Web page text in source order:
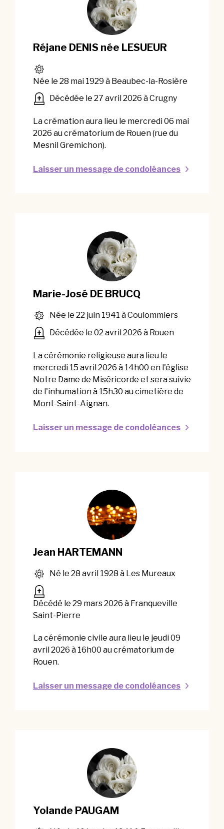
Réjane DENIS née LESUEUR
Née le 28 mai 1929 à Beaubec-la-Rosière
Décédée le 27 avril 2026 à Crugny
La crémation aura lieu le mercredi 06 mai
2026 au crématorium de Rouen (rue du
Mesnil Gremichon).
Laisser un message de condoléances
Marie-José DE BRUCQ
Née le 22 juin 1941 à Coulommiers
Décédée le 02 avril 2026 à Rouen
La cérémonie religieuse aura lieu le
mercredi 15 avril 2026 à 14h00 en l'église
Notre Dame de Miséricorde et sera suivie
de l'inhumation à 15h30 au cimetière de
Mont-Saint-Aignan.
Laisser un message de condoléances
Jean HARTEMANN
Né le 28 avril 1928 à Les Mureaux
Décédé le 29 mars 2026 à Franqueville
Saint-Pierre
La cérémonie civile aura lieu le jeudi 09
avril 2026 à 16h00 au crématorium de
Rouen.
Laisser un message de condoléances
Yolande PAUGAM